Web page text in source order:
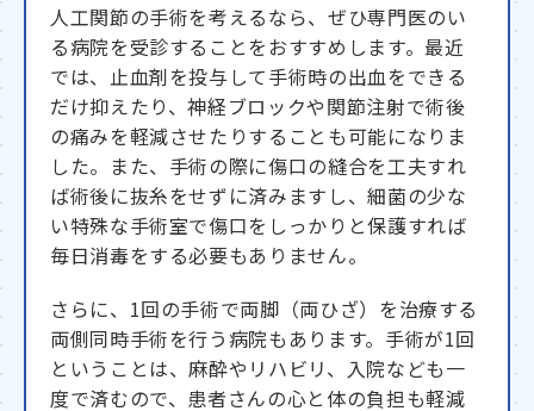
人工関節の手術を考えるなら、ぜひ専門医のい
る病院を受診することをおすすめします。最近
では、止血剤を投与して手術時の出血をできる
だけ抑えたり、神経ブロックや関節注射で術後
の痛みを軽減させたりすることも可能になりま
した。また、手術の際に傷口の縫合を工夫すれ
ば術後に抜糸をせずに済みますし、細菌の少な
い特殊な手術室で傷口をしっかりと保護すれば
毎日消毒をする必要もありません。
さらに、1回の手術で両脚（両ひざ）を治療する
両側同時手術を行う病院もあります。手術が1回
ということは、麻酔やリハビリ、入院なども一
度で済むので、患者さんの心と体の負担も軽減